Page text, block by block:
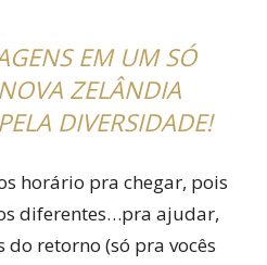
EM UM SÓ
ZELÂNDIA
DIVERSIDADE!
horário pra chegar, pois
diferentes…pra ajudar,
retorno (só pra vocês